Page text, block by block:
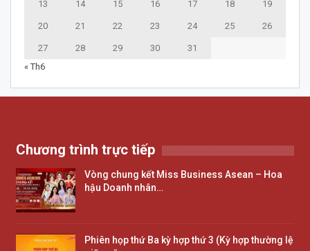
13 14 15 16 17 18 19
20 21 22 23 24 25 26
27 28 29 30
31
« Th6
Chương trình trực tiếp
Vòng chung kết Miss Business Asean – Hoa
hậu Doanh nhân…
Phiên họp thứ Ba kỳ hợp thứ 3 (Kỳ hợp thường lệ